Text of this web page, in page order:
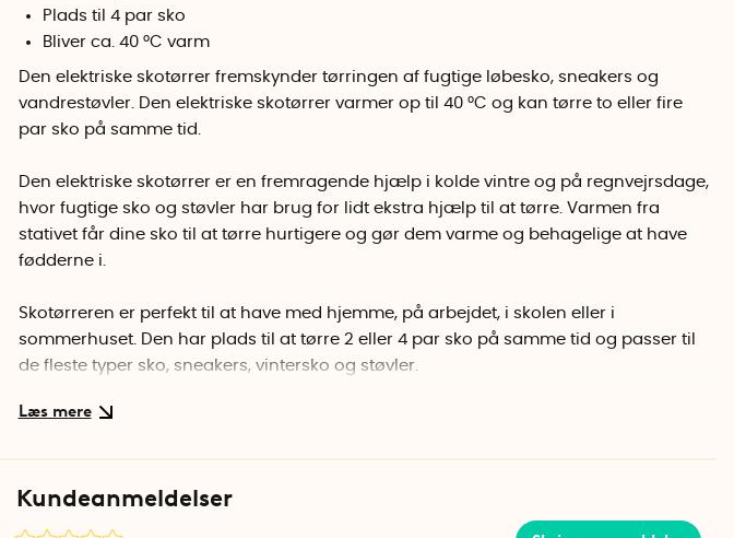
Plads til 4 par sko
Bliver ca. 40 °C varm
Den elektriske skotørrer fremskynder tørringen af fugtige løbesko, sneakers og
vandrestøvler. Den elektriske skotørrer varmer op til 40 °C og kan tørre to eller fire
par sko på samme tid.
Den elektriske skotørrer er en fremragende hjælp i kolde vintre og på regnvejrsdage,
hvor fugtige sko og støvler har brug for lidt ekstra hjælp til at tørre. Varmen fra
stativet får dine sko til at tørre hurtigere og gør dem varme og behagelige at have
fødderne i.
Skotørreren er perfekt til at have med hjemme, på arbejdet, i skolen eller i
sommerhuset. Den har plads til at tørre 2 eller 4 par sko på samme tid og passer til
de fleste typer sko, sneakers, vintersko og støvler.
Skotørreren tændes med en tænd/sluk-knap og har en 130 cm lang strømledning.
Kundeanmeldelser